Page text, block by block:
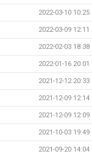
2022-03-10 10:25
2022-03-09 12:11
2022-02-03 18:38
2022-01-16 20:01
2021-12-12 20:33
2021-12-09 12:14
2021-12-09 12:09
2021-10-03 19:49
2021-09-20 14:04